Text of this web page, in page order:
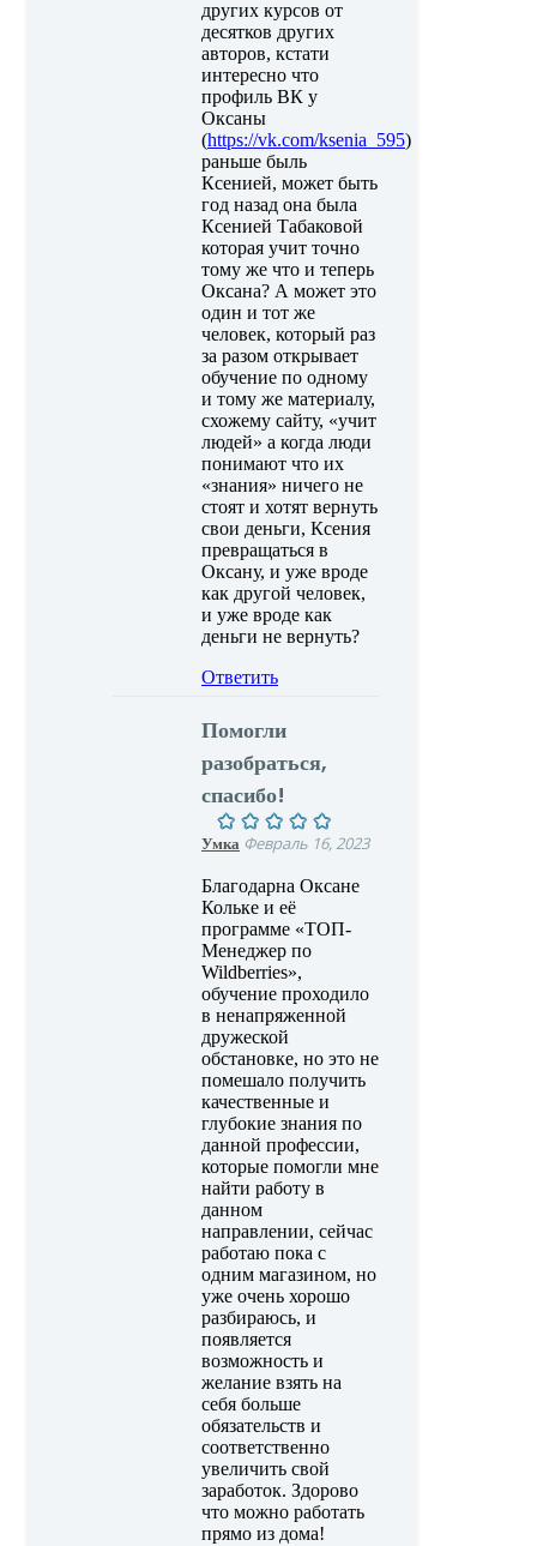
других курсов от
десятков других
авторов, кстати
интересно что
профиль ВК у
Оксаны
(https://vk.com/ksenia_595)
раньше быль
Ксенией, может быть
год назад она была
Ксенией Табаковой
которая учит точно
тому же что и теперь
Оксана? А может это
один и тот же
человек, который раз
за разом открывает
обучение по одному
и тому же материалу,
схожему сайту, «учит
людей» а когда люди
понимают что их
«знания» ничего не
стоят и хотят вернуть
свои деньги, Ксения
превращаться в
Оксану, и уже вроде
как другой человек,
и уже вроде как
деньги не вернуть?
Ответить
Помогли
разобраться,
спасибо!
Умка Февраль 16, 2023
Благодарна Оксане
Кольке и её
программе «ТОП-
Менеджер по
Wildberries»,
обучение проходило
в ненапряженной
дружеской
обстановке, но это не
помешало получить
качественные и
глубокие знания по
данной профессии,
которые помогли мне
найти работу в
данном
направлении, сейчас
работаю пока с
одним магазином, но
уже очень хорошо
разбираюсь, и
появляется
возможность и
желание взять на
себя больше
обязательств и
соответственно
увеличить свой
заработок. Здорово
что можно работать
прямо из дома!